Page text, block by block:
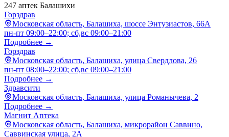
247 аптек Балашихи
Горздрав
Московская область, Балашиха, шоссе Энтузиастов, 66А
пн-пт 09:00–22:00; сб,вс 09:00–21:00
Подробнее →
Горздрав
Московская область, Балашиха, улица Свердлова, 26
пн-пт 08:00–22:00; сб,вс 09:00–21:00
Подробнее →
Здравсити
Московская область, Балашиха, улица Романычева, 2
Подробнее →
Магнит Аптека
Московская область, Балашиха, микрорайон Саввино,
Саввинская улица, 2А